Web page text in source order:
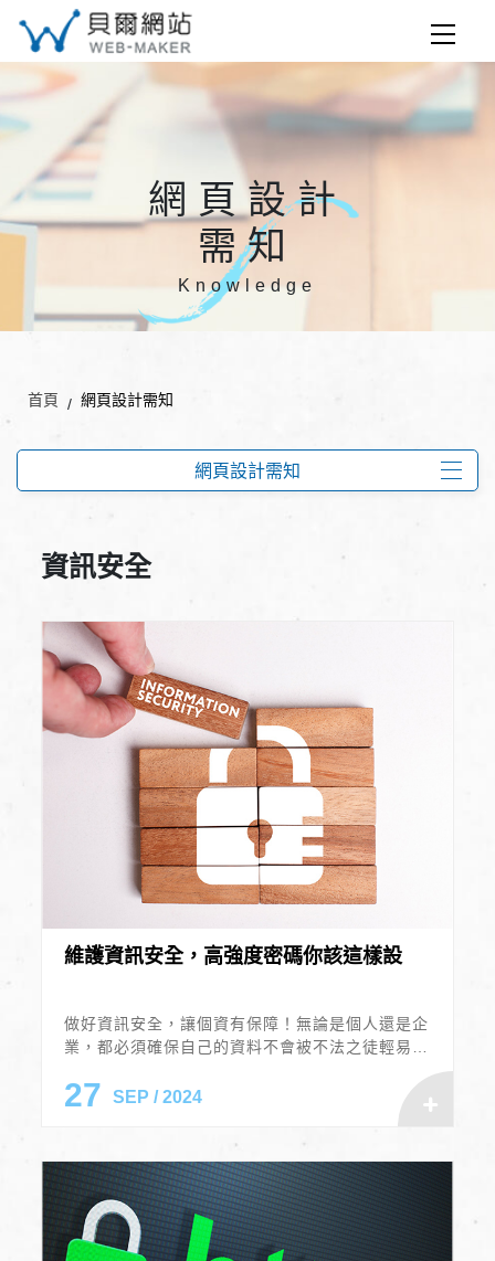
網頁設計
需知
Knowledge
首頁 網頁設計需知
網頁設計需知
資訊安全
維護資訊安全，高強度密碼你該這樣設
做好資訊安全，讓個資有保障！無論是個人還是企
業，都必須確保自己的資料不會被不法之徒輕易獲
不夠強勢，就容易讓黑客有機可乘。那麼，究竟該
如何設置一個高強度密碼，才能有效地保護我們的
27 SEP / 2024